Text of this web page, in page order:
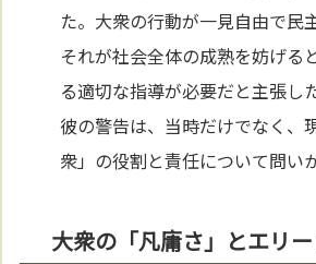
た。大衆の行動が一見自由で民
それが社会全体の成熟を妨げる
る適切な指導が必要だと主張し
彼の警告は、当時だけでなく、
衆」の役割と責任について問い
大衆の「凡庸さ」とエリー